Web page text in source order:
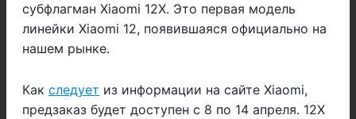
субфлагман Xiaomi 12X. Это первая модель
линейки Xiaomi 12, появившаяся официально на
нашем рынке.
Как следует из информации на сайте Xiaomi,
предзаказ будет доступен с 8 по 14 апреля. 12X